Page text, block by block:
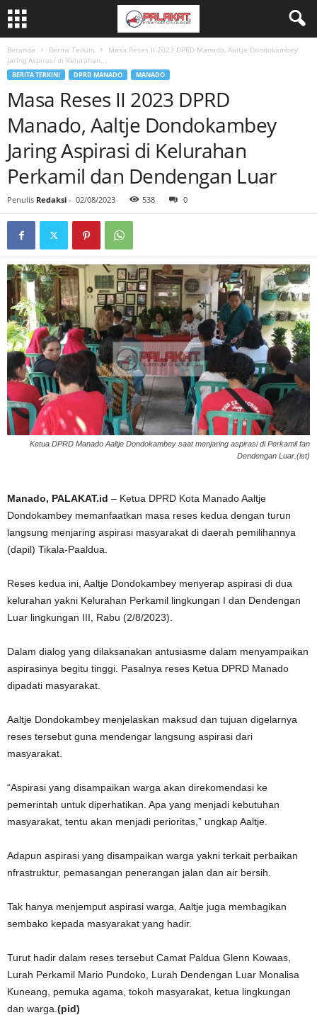
Beranda Berita Terkini
Masa Reses II 2023 DPRD Manado, Aaltje Dondokambey
Jaring Aspirasi di Kelurahan...
BERITA TERKINI DPRD MANADO MANADO
Masa Reses II 2023 DPRD
Manado, Aaltje Dondokambey
Jaring Aspirasi di Kelurahan
Perkamil dan Dendengan Luar
Penulis Redaksi - 02/08/2023 538 0
Ketua DPRD Manado Aaltje Dondokambey saat menjaring aspirasi di Perkamil fan
Dendengan Luar.(ist)
Manado, PALAKAT.id – Ketua DPRD Kota Manado Aaltje
Dondokambey memanfaatkan masa reses kedua dengan turun
langsung menjaring aspirasi masyarakat di daerah pemilihannya
(dapil) Tikala-Paaldua.
Reses kedua ini, Aaltje Dondokambey menyerap aspirasi di dua
kelurahan yakni Kelurahan Perkamil lingkungan I dan Dendengan
Luar lingkungan III, Rabu (2/8/2023).
Dalam dialog yang dilaksanakan antusiasme dalam menyampaikan
aspirasinya begitu tinggi. Pasalnya reses Ketua DPRD Manado
dipadati masyarakat.
Aaltje Dondokambey menjelaskan maksud dan tujuan digelarnya
reses tersebut guna mendengar langsung aspirasi dari
masyarakat.
“Aspirasi yang disampaikan warga akan direkomendasi ke
pemerintah untuk diperhatikan. Apa yang menjadi kebutuhan
masyarakat, tentu akan menjadi perioritas,” ungkap Aaltje.
Adapun aspirasi yang disampaikan warga yakni terkait perbaikan
nfrastruktur, pemasangan penerangan jalan dan air bersih.
Tak hanya menjemput aspirasi warga, Aaltje juga membagikan
sembako kepada masyarakat yang hadir.
Turut hadir dalam reses tersebut Camat Paldua Glenn Kowaas,
Lurah Perkamil Mario Pundoko, Lurah Dendengan Luar Monalisa
Kuneang, pemuka agama, tokoh masyarakat, ketua lingkungan
dan warga. (pid)